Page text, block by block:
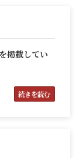
掲載してい
続きを読む